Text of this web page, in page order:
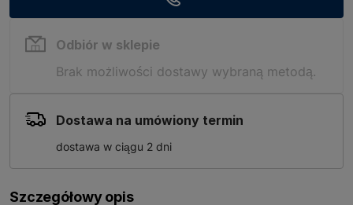
Odbiór w sklepie
Brak możliwości dostawy wybraną metodą.
Dostawa na umówiony termin
dostawa w ciągu 2 dni
Szczegółowy opis